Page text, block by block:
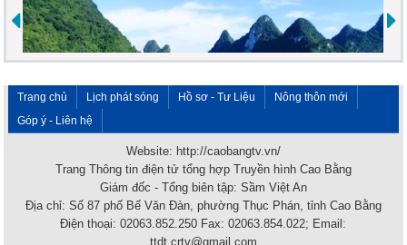
Trang chủ Lịch phát sóng Hồ sơ - Tư Liệu
Nông thôn mới
Góp ý - Liên hệ
Website: http://caobangtv.vn/
Trang Thông tin điện tử tổng hợp Truyền hình Cao Bằng
Giám đốc - Tổng biên tập: Sầm Việt An
Địa chỉ: Số 87 phố Bế Văn Đàn, phường Thục Phán, tỉnh Cao Bằng
Điện thoại: 02063.852.250 Fax: 02063.854.022; Email:
ttdt.crtv@gmail.com